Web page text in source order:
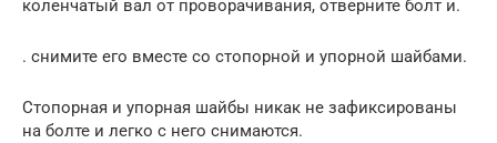
коленчатый вал от проворачивания, отверните болт и.
. снимите его вместе со стопорной и упорной шайбами.
Стопорная и упорная шайбы никак не зафиксированы
на болте и легко с него снимаются.